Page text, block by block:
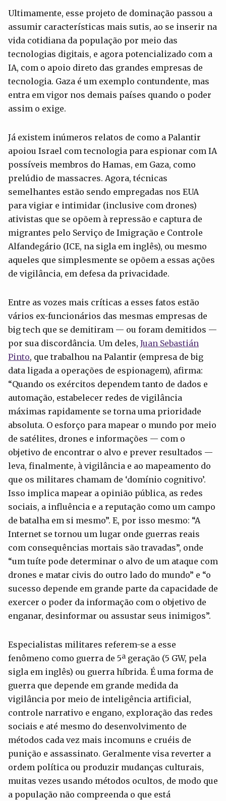
Ultimamente, esse projeto de dominação passou a
assumir características mais sutis, ao se inserir na
vida cotidiana da população por meio das
tecnologias digitais, e agora potencializado com a
IA, com o apoio direto das grandes empresas de
tecnologia. Gaza é um exemplo contundente, mas
entra em vigor nos demais países quando o poder
assim o exige.
Já existem inúmeros relatos de como a Palantir
apoiou Israel com tecnologia para espionar com IA
possíveis membros do Hamas, em Gaza, como
prelúdio de massacres. Agora, técnicas
semelhantes estão sendo empregadas nos EUA
para vigiar e intimidar (inclusive com drones)
ativistas que se opõem à repressão e captura de
migrantes pelo Serviço de Imigração e Controle
Alfandegário (ICE, na sigla em inglês), ou mesmo
aqueles que simplesmente se opõem a essas ações
de vigilância, em defesa da privacidade.
Entre as vozes mais críticas a esses fatos estão
vários ex-funcionários das mesmas empresas de
big tech que se demitiram — ou foram demitidos —
por sua discordância. Um deles, Juan Sebastián
Pinto, que trabalhou na Palantir (empresa de big
data ligada a operações de espionagem), afirma:
“Quando os exércitos dependem tanto de dados e
automação, estabelecer redes de vigilância
máximas rapidamente se torna uma prioridade
absoluta. O esforço para mapear o mundo por meio
de satélites, drones e informações — com o
objetivo de encontrar o alvo e prever resultados —
leva, finalmente, à vigilância e ao mapeamento do
que os militares chamam de ‘domínio cognitivo’.
Isso implica mapear a opinião pública, as redes
sociais, a influência e a reputação como um campo
de batalha em si mesmo”. E, por isso mesmo: “A
Internet se tornou um lugar onde guerras reais
com consequências mortais são travadas”, onde
“um tuíte pode determinar o alvo de um ataque com
drones e matar civis do outro lado do mundo” e “o
sucesso depende em grande parte da capacidade de
exercer o poder da informação com o objetivo de
enganar, desinformar ou assustar seus inimigos”.
Especialistas militares referem-se a esse
fenômeno como guerra de 5ª geração (5 GW, pela
sigla em inglês) ou guerra híbrida. É uma forma de
guerra que depende em grande medida da
vigilância por meio de inteligência artificial,
controle narrativo e engano, exploração das redes
sociais e até mesmo do desenvolvimento de
métodos cada vez mais incomuns e cruéis de
punição e assassinato. Geralmente visa reverter a
ordem política ou produzir mudanças culturais,
muitas vezes usando métodos ocultos, de modo que
a população não compreenda o que está